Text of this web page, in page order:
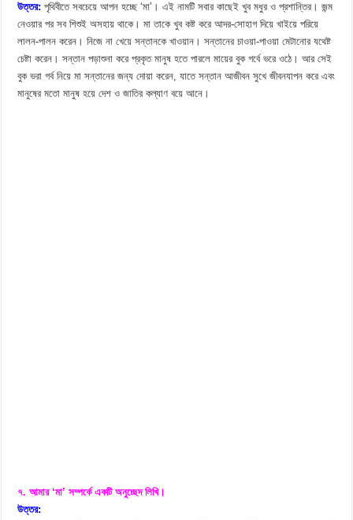
উত্তর: পৃথিবীতে সবচেয়ে আপন হচ্ছে ‘মা’। এই নামটি সবার কাছেই খুব মধুর ও প্রশান্তির। জন্ম
নেওয়ার পর সব শিশুই অসহায় থাকে। মা তাকে খুব কষ্ট করে আদর-সোহাগ দিয়ে খাইয়ে পরিয়ে
লালন-পালন করেন। নিজে না খেয়ে সন্তানকে খাওয়ান। সন্তানের চাওয়া-পাওয়া মেটানোর যথেষ্ট
চেষ্টা করেন। সন্তান পড়াশুনা করে প্রকৃত মানুষ হতে পারলে মায়ের বুক গর্বে ভরে ওঠে। আর সেই
বুক ভরা গর্ব নিয়ে মা সন্তানের জন্য দোয়া করেন, যাতে সন্তান আজীবন সুখে জীবনযাপন করে এবং
মানুষের মতো মানুষ হয়ে দেশ ও জাতির কল্যাণ বয়ে আনে।
৭. আমার ‘মা’ সম্পর্কে একটি অনুচ্ছেদ লিখি।
উত্তর: